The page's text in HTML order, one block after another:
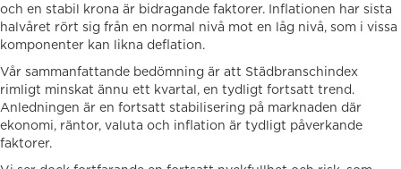
och en stabil krona är bidragande faktorer. Inflationen har sista
halvåret rört sig från en normal nivå mot en låg nivå, som i vissa
komponenter kan likna deflation.
Vår sammanfattande bedömning är att Städbranschindex
rimligt minskat ännu ett kvartal, en tydligt fortsatt trend.
Anledningen är en fortsatt stabilisering på marknaden där
ekonomi, räntor, valuta och inflation är tydligt påverkande
faktorer.